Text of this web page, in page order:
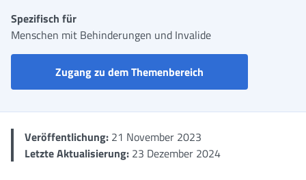
Spezifisch für
Menschen mit Behinderungen und Invalide
Zugang zu dem ThemenbereichPortal der
Veröffentlichung: 21 November 2023
Letzte Aktualisierung: 23 Dezember 2024